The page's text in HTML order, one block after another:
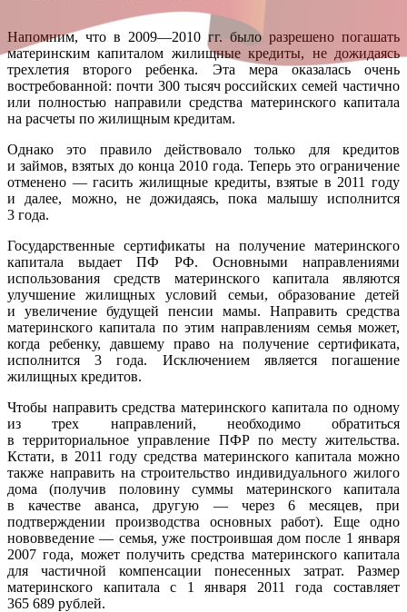
Напомним, что в 2009—2010 гг. было разрешено погашать
материнским капиталом жилищные кредиты, не дожидаясь
трехлетия второго ребенка. Эта мера оказалась очень
востребованной: почти 300 тысяч российских семей частично
или полностью направили средства материнского капитала
на расчеты по жилищным кредитам.
Однако это правило действовало только для кредитов
и займов, взятых до конца 2010 года. Теперь это ограничение
отменено — гасить жилищные кредиты, взятые в 2011 году
и далее, можно, не дожидаясь, пока малышу исполнится
3 года.
Государственные сертификаты на получение материнского
капитала выдает ПФ РФ. Основными направлениями
использования средств материнского капитала являются
улучшение жилищных условий семьи, образование детей
и увеличение будущей пенсии мамы. Направить средства
материнского капитала по этим направлениям семья может,
когда ребенку, давшему право на получение сертификата,
исполнится 3 года. Исключением является погашение
жилищных кредитов.
Чтобы направить средства материнского капитала по одному
из трех направлений, необходимо обратиться
в территориальное управление ПФР по месту жительства.
Кстати, в 2011 году средства материнского капитала можно
также направить на строительство индивидуального жилого
дома (получив половину суммы материнского капитала
в качестве аванса, другую — через 6 месяцев, при
подтверждении производства основных работ). Еще одно
нововведение — семья, уже построившая дом после 1 января
2007 года, может получить средства материнского капитала
для частичной компенсации понесенных затрат. Размер
материнского капитала с 1 января 2011 года составляет
365 689 рублей.